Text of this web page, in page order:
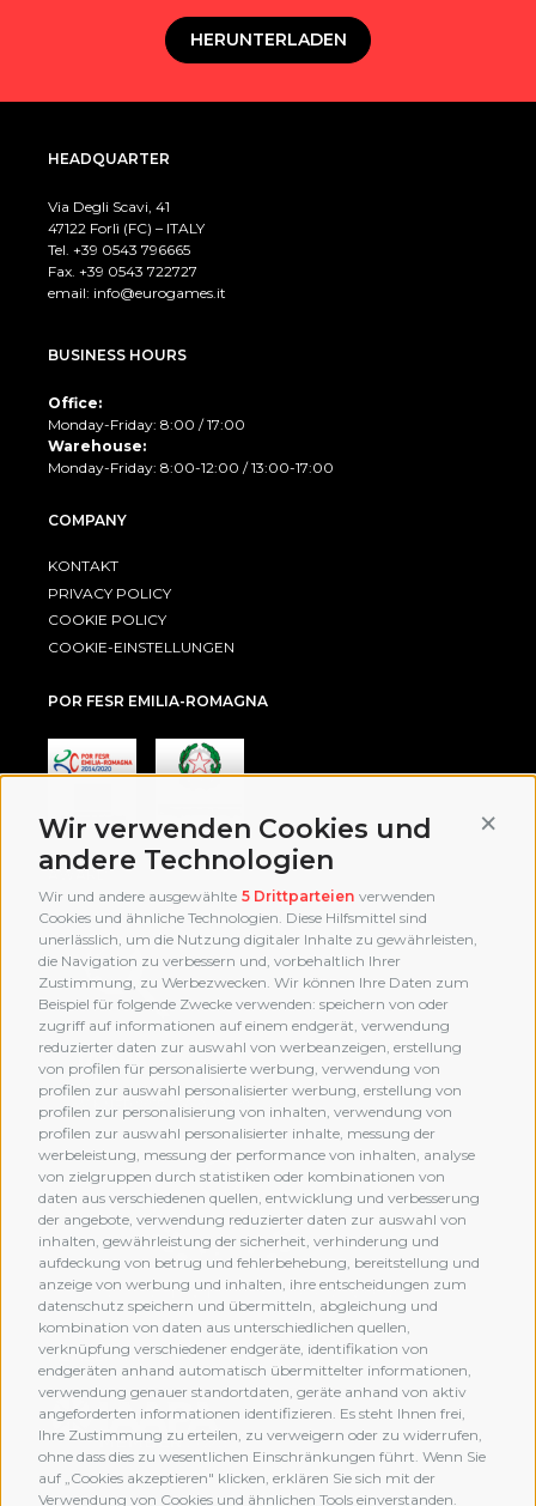
Wir verwenden Cookies und
andere Technologien
Wir und andere ausgewählte 5 Drittparteien verwenden
Cookies und ähnliche Technologien. Diese Hilfsmittel sind
unerlässlich, um die Nutzung digitaler Inhalte zu gewährleisten,
die Navigation zu verbessern und, vorbehaltlich Ihrer
Zustimmung, zu Werbezwecken. Wir können Ihre Daten zum
Beispiel für folgende Zwecke verwenden: speichern von oder
zugriff auf informationen auf einem endgerät, verwendung
reduzierter daten zur auswahl von werbeanzeigen, erstellung
von profilen für personalisierte werbung, verwendung von
profilen zur auswahl personalisierter werbung, erstellung von
profilen zur personalisierung von inhalten, verwendung von
profilen zur auswahl personalisierter inhalte, messung der
werbeleistung, messung der performance von inhalten, analyse
von zielgruppen durch statistiken oder kombinationen von
daten aus verschiedenen quellen, entwicklung und verbesserung
der angebote, verwendung reduzierter daten zur auswahl von
inhalten, gewährleistung der sicherheit, verhinderung und
aufdeckung von betrug und fehlerbehebung, bereitstellung und
anzeige von werbung und inhalten, ihre entscheidungen zum
datenschutz speichern und übermitteln, abgleichung und
kombination von daten aus unterschiedlichen quellen,
verknüpfung verschiedener endgeräte, identifikation von
endgeräten anhand automatisch übermittelter informationen,
verwendung genauer standortdaten, geräte anhand von aktiv
angeforderten informationen identifizieren. Es steht Ihnen frei,
Ihre Zustimmung zu erteilen, zu verweigern oder zu widerrufen,
ohne dass dies zu wesentlichen Einschränkungen führt. Wenn Sie
auf „Cookies akzeptieren" klicken, erklären Sie sich mit der
Verwendung von Cookies und ähnlichen Tools einverstanden.
HERUNTERLADEN
HEADQUARTER
Via Degli Scavi, 41
47122 Forlì (FC) – ITALY
Tel. +39 0543 796665
Fax. +39 0543 722727
email: info@eurogames.it
BUSINESS HOURS
Office:
Monday-Friday: 8:00 / 17:00
Warehouse:
Monday-Friday: 8:00-12:00 / 13:00-17:00
COMPANY
KONTAKT
PRIVACY POLICY
COOKIE POLICY
COOKIE-EINSTELLUNGEN
POR FESR EMILIA-ROMAGNA
AWARD
MEMBERSHIP